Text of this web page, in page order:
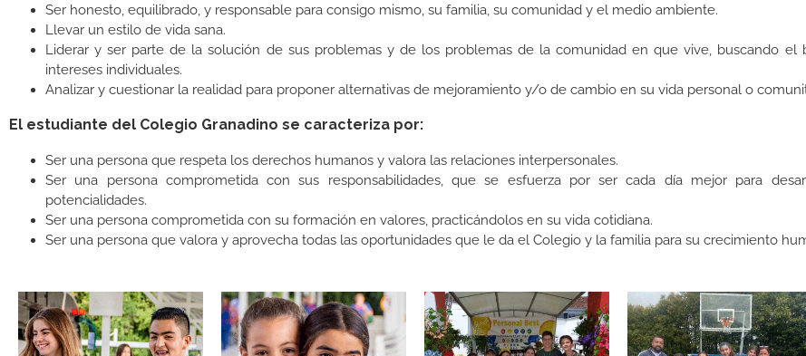
Ser honesto, equilibrado, y responsable para consigo mismo, su familia, su comunidad y el medio ambiente.
Llevar un estilo de vida sana.
Liderar y ser parte de la solución de sus problemas y de los problemas de la comunidad en que vive, buscando el
intereses individuales.
Analizar y cuestionar la realidad para proponer alternativas de mejoramiento y/o de cambio en su vida personal o
El estudiante del Colegio Granadino se caracteriza por:
Ser una persona que respeta los derechos humanos y valora las relaciones interpersonales.
Ser una persona comprometida con sus responsabilidades, que se esfuerza por ser cada día mejor para
potencialidades.
Ser una persona comprometida con su formación en valores, practicándolos en su vida cotidiana.
Ser una persona que valora y aprovecha todas las oportunidades que le da el Colegio y la familia para su crecimiento